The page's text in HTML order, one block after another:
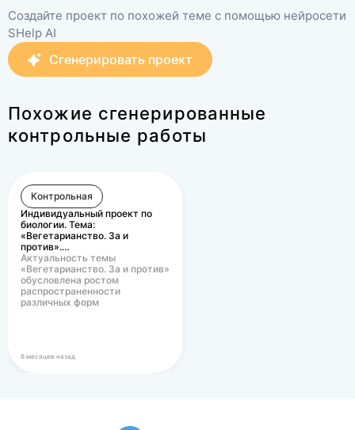
Создайте проект по похожей теме с помощью нейросети
SHelp AI
Сгенерировать проект
Похожие сгенерированные
контрольные работы
Контрольная
Индивидуальный проект по
биологии. Тема:
«Вегетарианство. За и
против».…
Актуальность темы
«Вегетарианство. За и против»
обусловлена ростом
распространенности
различных форм
6 месяцев назад